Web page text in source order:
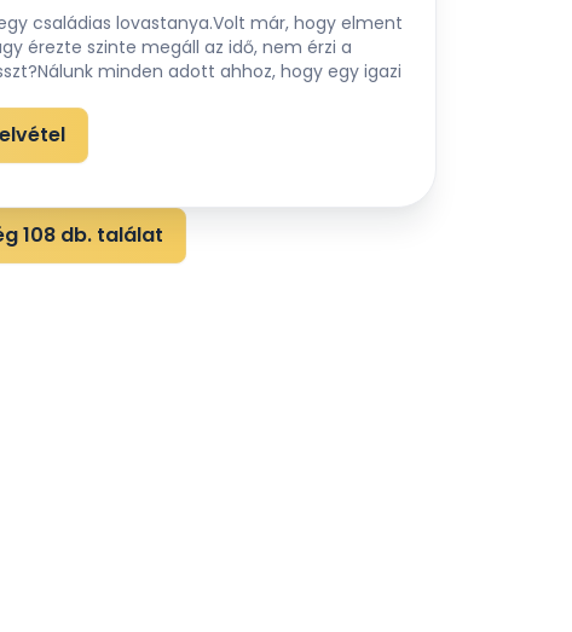
családias lovastanya.Volt már, hogy elment
érezte szinte megáll az idő, nem érzi a
minden adott ahhoz, hogy egy igazi
108 db. találat